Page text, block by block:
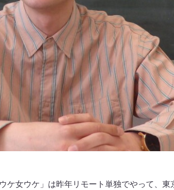
女ウケ」は昨年リモート単独でやって、東